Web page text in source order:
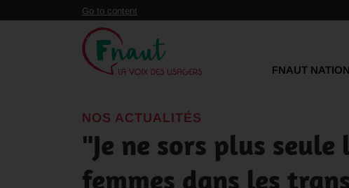
Panneau de gestion des cookies
Go to content
FNAUT
NOS ACTUALITÉS
"Je ne sors plus
femmes dans les